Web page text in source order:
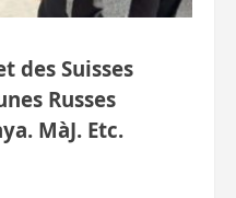
des Suisses
Russes
MàJ. Etc.